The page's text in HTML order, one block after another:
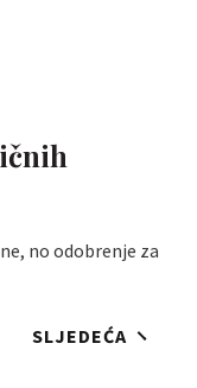
no odobrenje za
SLJEDEĆA